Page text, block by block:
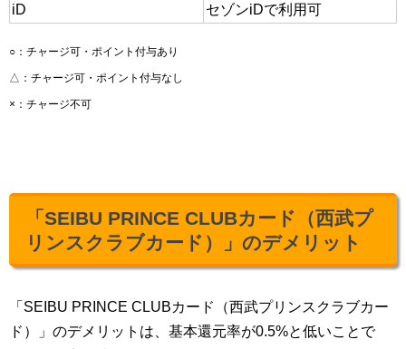
iD
セゾンiDで利用可
○：チャージ可・ポイント付与あり
△：チャージ可・ポイント付与なし
×：チャージ不可
「SEIBU PRINCE CLUBカード（西武プ
リンスクラブカード）」のデメリット
「SEIBU PRINCE CLUBカード（西武プリンスクラブカー
ド）」のデメリットは、基本還元率が0.5%と低いことで